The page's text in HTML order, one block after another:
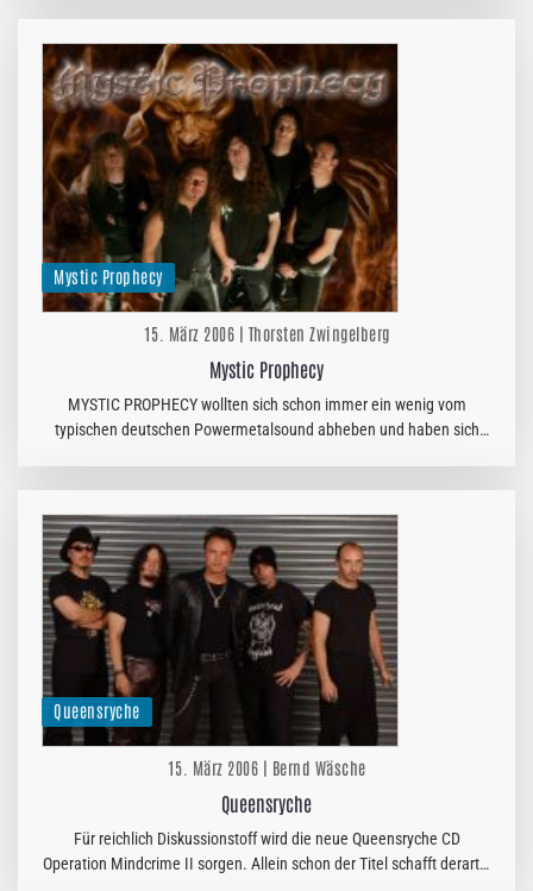
Mystic Prophecy
15. März 2006 | Thorsten Zwingelberg
Mystic Prophecy
MYSTIC PROPHECY wollten sich schon immer ein wenig vom
typischen deutschen Powermetalsound abheben und haben sich
Queensryche
15. März 2006 | Bernd Wäsche
Queensryche
Für reichlich Diskussionstoff wird die neue Queensryche CD
Operation Mindcrime II sorgen. Allein schon der Titel schafft derartig